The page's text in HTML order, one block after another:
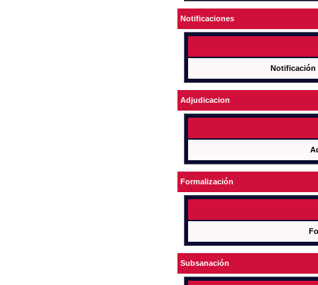
Notificaciones
Notificación
Adjudicacion
Formalización
Subsanación